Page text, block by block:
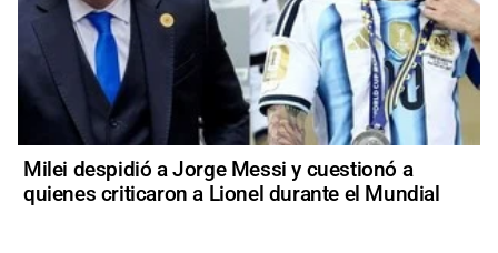
Milei despidió a Jorge Messi y cuestionó a
quienes criticaron a Lionel durante el Mundial